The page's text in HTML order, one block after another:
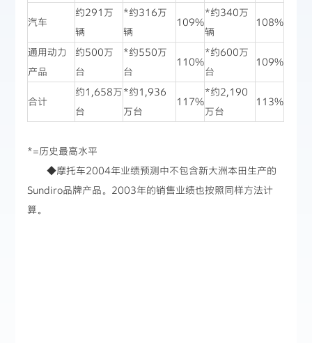
新闻资讯
汽车
约291万
辆
*约316万
辆
109%
*约340万
辆
108%
通用动力
产品
约500万
台
*约550万
台
110%
*约600万
台
109%
合计
约1,658万
台
*约1,936
万台
117%
*约2,190
万台
113%
*=历史最高水平
◆摩托车2004年业绩预测中不包含新大洲本田生产的
Sundiro品牌产品。2003年的销售业绩也按照同样方法计
算。